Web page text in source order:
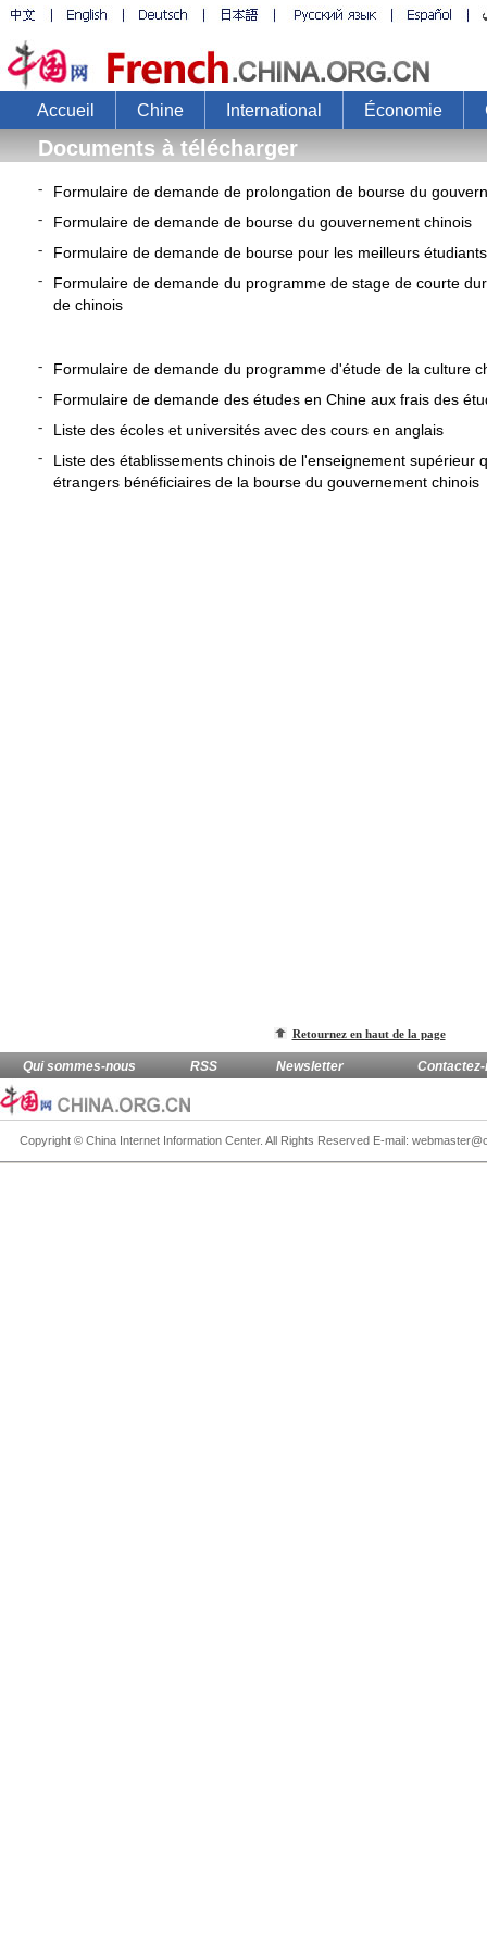
Accueil Chine International Économie
Documents à télécharger
- Formulaire de demande de prolongation de bourse du
- Formulaire de demande de bourse du gouvernement chinois
- Formulaire de demande de bourse pour les meilleurs
-
Formulaire de demande du programme de stage de courte
de chinois
- Formulaire de demande du programme d'étude de la culture
- Formulaire de demande des études en Chine aux frais des
- Liste des écoles et universités avec des cours en anglais
-
Liste des établissements chinois de l'enseignement supérieur
étrangers bénéficiaires de la bourse du gouvernement chinois
Retournez en haut de la page